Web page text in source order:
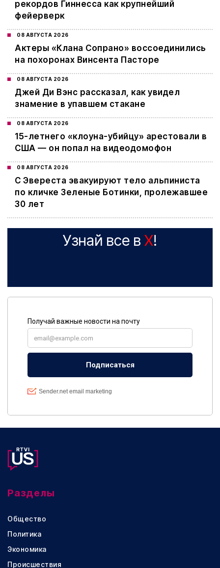
рекордов Гиннесса как крупнейший
фейерверк
08 АВГУСТА 2026
Актеры «Клана Сопрано» воссоединились
на похоронах Винсента Пасторе
08 АВГУСТА 2026
Джей Ди Вэнс рассказал, как увидел
знамение в упавшем стакане
08 АВГУСТА 2026
15-летнего «клоуна-убийцу» арестовали в
США — он попал на видеодомофон
08 АВГУСТА 2026
С Эвереста эвакуируют тело альпиниста
по кличке Зеленые Ботинки, пролежавшее
30 лет
Узнай все в X!
Разделы
Общество
Политика
Экономика
Происшествия